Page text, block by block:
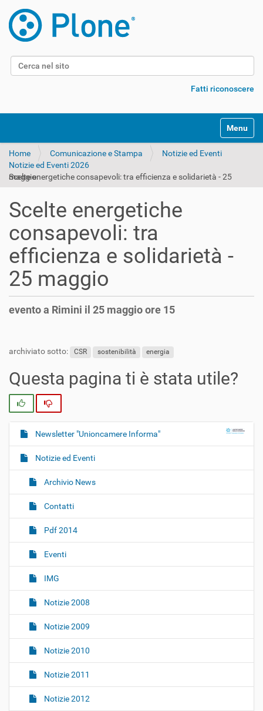
Cerca nel sito
Fatti riconoscere
Alterna
Home Comunicazione e Stampa
Notizie ed Eventi
Notizie ed Eventi 2026
Scelte energetiche consapevoli: tra efficienza e solidarietà - 25 maggio
Scelte energetiche
consapevoli: tra
efficienza e solidarietà -
25 maggio
evento a Rimini il 25 maggio ore 15
archiviato sotto: CSR sostenibilità energia
Questa pagina ti è stata utile?
N
a
v
g
i
n
Newsletter "Unioncamere Informa"
Notizie ed Eventi
Archivio News
Contatti
Pdf 2014
Eventi
IMG
Notizie 2008
Notizie 2009
Notizie 2010
Notizie 2011
Notizie 2012